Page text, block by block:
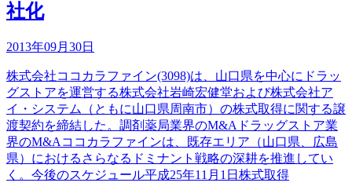
社化
2013年09月30日
株式会社ココカラファイン(3098)は、山口県を中心にドラッ
グストアを運営する株式会社岩崎宏健堂および株式会社ア
イ・システム（ともに山口県周南市）の株式取得に関する譲
渡契約を締結した。調剤薬局業界のM&Aドラッグストア業
界のM&Aココカラファインは、既存エリア（山口県、広島
県）におけるさらなるドミナント戦略の深耕を推進してい
く。今後のスケジュール平成25年11月1日株式取得